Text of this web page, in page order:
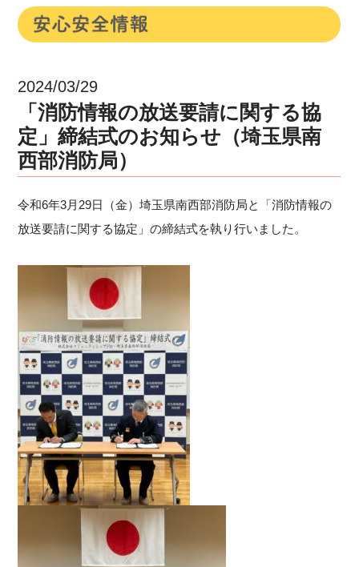
2024/03/29
「消防情報の放送要請に関する協
定」締結式のお知らせ（埼玉県南
西部消防局）
令和6年3月29日（金）埼玉県南西部消防局と「消防情報の
放送要請に関する協定」の締結式を執り行いました。